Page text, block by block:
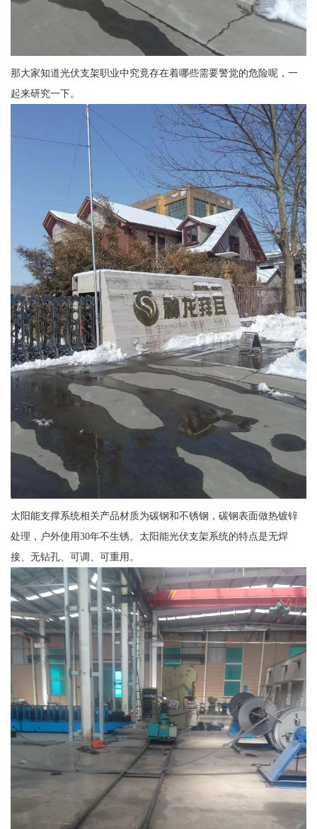
那大家知道光伏支架职业中究竟存在着哪些需要警觉的危险呢，一
起来研究一下。
太阳能支撑系统相关产品材质为碳钢和不锈钢，碳钢表面做热镀锌
处理，户外使用30年不生锈。太阳能光伏支架系统的特点是无焊
接、无钻孔、可调、可重用。